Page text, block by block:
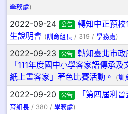
學務處)
2022-09-24 公告
轉知中正預校
生說明會 (訓育組長 / 319 / 學務處)
2022-09-23 公告
轉知臺北市
「111年度國中小學客家語傳承
紙上畫客家」著色比賽活動。
(訓
2022-09-20 公告 「第四屆利
育組長 / 380 / 學務處)